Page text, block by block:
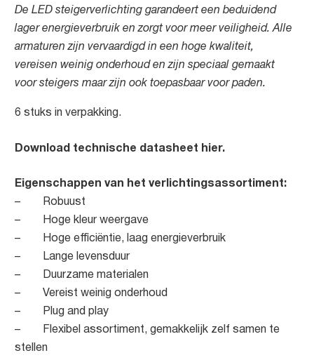
De LED steigerverlichting garandeert een beduidend
lager energieverbruik en zorgt voor meer veiligheid.Alle
armaturen zijn vervaardigd in een hoge kwaliteit,
vereisen weinig onderhoud en zijn speciaal gemaakt
voor steigers maar zijn ook toepasbaar voor paden.
6 stuks in verpakking.
Download technische datasheet hier.
Eigenschappen van het verlichtingsassortiment:
– Robuust
– Hoge kleur weergave
– Hoge efficiëntie, laag energieverbruik
– Lange levensduur
– Duurzame materialen
– Vereist weinig onderhoud
– Plug and play
– Flexibel assortiment, gemakkelijk zelf samen te
stellen